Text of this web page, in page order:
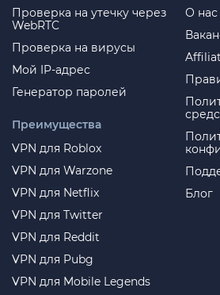
О нас
Блог
Проверка на утечку через
WebRTC
Проверка на вирусы
Мой IP-адрес
Генератор паролей
Преимущества
VPN для Roblox
VPN для Warzone
VPN для Netflix
VPN для Twitter
VPN для Reddit
VPN для Pubg
VPN для Mobile Legends